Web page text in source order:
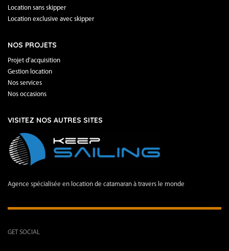
Location sans skipper
Location exclusive avec skipper
NOS PROJETS
Projet d’acquisition
Gestion location
Nos services
Nos occasions
VISITEZ NOS AUTRES SITES
Agence spécialisée en location de catamaran à travers le monde
GET SOCIAL